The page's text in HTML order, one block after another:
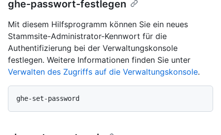
ghe-passwort-festlegen
Mit diesem Hilfsprogramm können Sie ein neues
Stammsite-Administrator-Kennwort für die
Authentifizierung bei der Verwaltungskonsole
festlegen. Weitere Informationen finden Sie unter
Verwalten des Zugriffs auf die Verwaltungskonsole.